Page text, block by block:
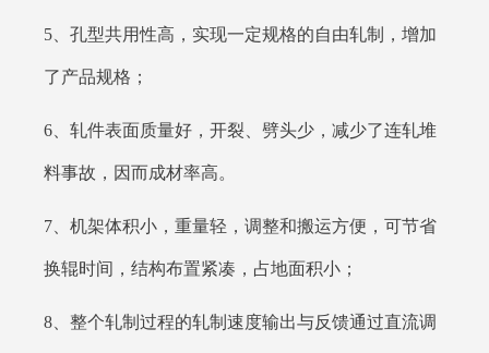
5、孔型共用性高，实现一定规格的自由轧制，增加
了产品规格；
6、轧件表面质量好，开裂、劈头少，减少了连轧堆
料事故，因而成材率高。
7、机架体积小，重量轻，调整和搬运方便，可节省
换辊时间，结构布置紧凑，占地面积小；
8、整个轧制过程的轧制速度输出与反馈通过直流调